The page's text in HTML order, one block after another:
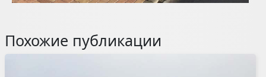
Похожие публикации